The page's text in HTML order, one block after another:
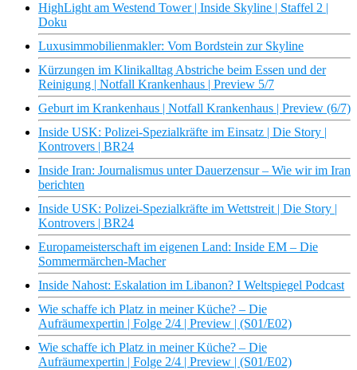
HighLight am Westend Tower | Inside Skyline | Staffel 2 |
Doku
Luxusimmobilienmakler: Vom Bordstein zur Skyline
Kürzungen im Klinikalltag Abstriche beim Essen und der
Reinigung | Notfall Krankenhaus | Preview 5/7
Geburt im Krankenhaus | Notfall Krankenhaus | Preview (6/7)
Inside USK: Polizei-Spezialkräfte im Einsatz | Die Story |
Kontrovers | BR24
Inside Iran: Journalismus unter Dauerzensur – Wie wir im Iran
berichten
Inside USK: Polizei-Spezialkräfte im Wettstreit | Die Story |
Kontrovers | BR24
Europameisterschaft im eigenen Land: Inside EM – Die
Sommermärchen-Macher
Inside Nahost: Eskalation im Libanon? I Weltspiegel Podcast
Wie schaffe ich Platz in meiner Küche? – Die
Aufräumexpertin | Folge 2/4 | Preview | (S01/E02)
Wie schaffe ich Platz in meiner Küche? – Die
Aufräumexpertin | Folge 2/4 | Preview | (S01/E02)